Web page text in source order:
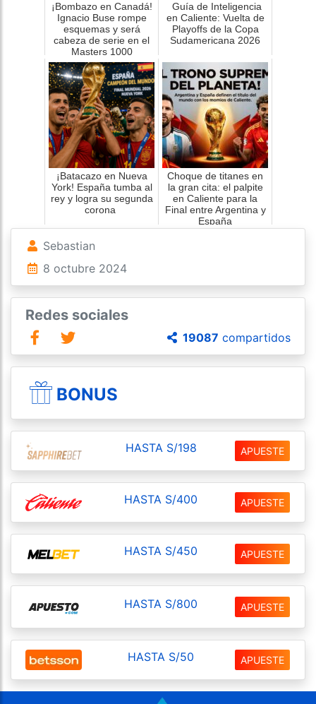
¡Bombazo en Canadá!
Ignacio Buse rompe
esquemas y será
cabeza de serie en el
Masters 1000
Guía de Inteligencia
en Caliente: Vuelta de
Playoffs de la Copa
Sudamericana 2026
¡Batacazo en Nueva
York! España tumba al
rey y logra su segunda
corona
Choque de titanes en
la gran cita: el palpite
en Caliente para la
Final entre Argentina y
España
Sebastian
8 octubre 2024
Redes sociales
19087 compartidos
BONUS
HASTA S/198 APUESTE
HASTA S/400 APUESTE
HASTA S/450 APUESTE
HASTA S/800 APUESTE
HASTA S/50 APUESTE